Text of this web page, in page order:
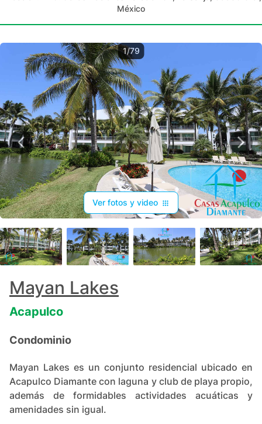
México
1/79
Ver fotos y video
Mayan Lakes
Acapulco
Condominio
Mayan Lakes es un conjunto residencial ubicado en
Acapulco Diamante con laguna y club de playa propio,
además de formidables actividades acuáticas y
amenidades sin igual.